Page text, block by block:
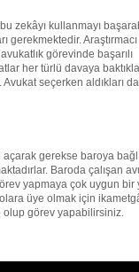
zekâyı kullanmayı
gerekmektedir. Araştırmacı
görevinde başarılı
her türlü davaya
seçerken aldıkları
gerekse baroya
Baroda çalışan
yapmaya çok uygun bir
üye olmak için
olup görev yapabilirsiniz.